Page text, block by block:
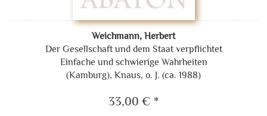
Weichmann, Herbert
Der Gesellschaft und dem Staat verpflichtet
Einfache und schwierige Wahrheiten
(Kamburg), Knaus, o. J. (ca. 1988)
33,00 € *